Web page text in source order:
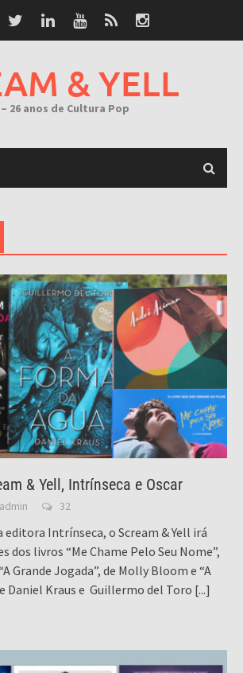
& YELL
26 anos de Cultura Pop
& Yell, Intrínseca e Oscar
admin 32
editora Intrínseca, o Scream & Yell irá
dos livros “Me Chame Pelo Seu Nome”,
Grande Jogada”, de Molly Bloom e “A
Daniel Kraus e Guillermo del Toro [...]